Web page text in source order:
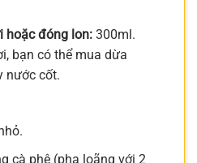
hoặc đóng lon:300ml.
bạn có thể mua dừa
nước cốt.
cà phê (pha loãng với 2